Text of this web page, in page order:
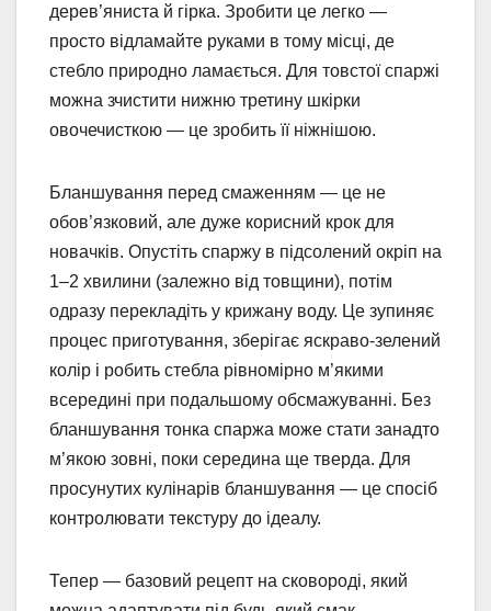
дерев’яниста й гірка. Зробити це легко —
просто відламайте руками в тому місці, де
стебло природно ламається. Для товстої спаржі
можна зчистити нижню третину шкірки
овочечисткою — це зробить її ніжнішою.
Бланшування перед смаженням — це не
обов’язковий, але дуже корисний крок для
новачків. Опустіть спаржу в підсолений окріп на
1–2 хвилини (залежно від товщини), потім
одразу перекладіть у крижану воду. Це зупиняє
процес приготування, зберігає яскраво-зелений
колір і робить стебла рівномірно м’якими
всередині при подальшому обсмажуванні. Без
бланшування тонка спаржа може стати занадто
м’якою зовні, поки середина ще тверда. Для
просунутих кулінарів бланшування — це спосіб
контролювати текстуру до ідеалу.
Тепер — базовий рецепт на сковороді, який